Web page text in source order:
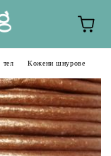
тел Кожени шнурове